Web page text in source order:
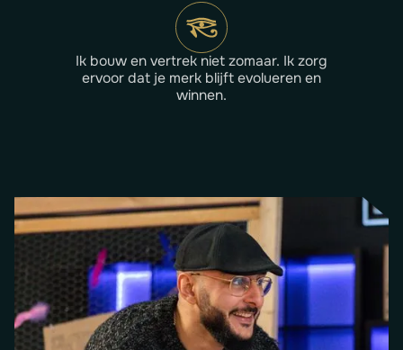
Ik bouw en vertrek niet zomaar. Ik zorg
ervoor dat je merk blijft evolueren en
winnen.